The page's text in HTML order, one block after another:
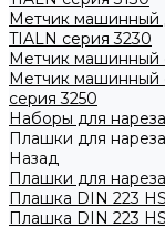
Метчик машинный
TIALN серия 3230
Метчик машинный
Метчик машинный
серия 3250
Наборы для
Плашки для
Назад
Плашки для
Плашка DIN 223
Плашка DIN 223